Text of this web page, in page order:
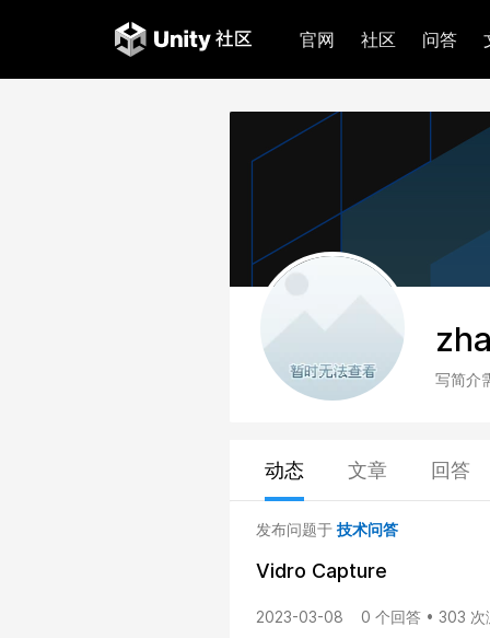
官网 社区 问答
写简介
动态 文章 回答
发布问题于 技术问答
Vidro Capture
2023-03-08 0 个回答 • 303 次